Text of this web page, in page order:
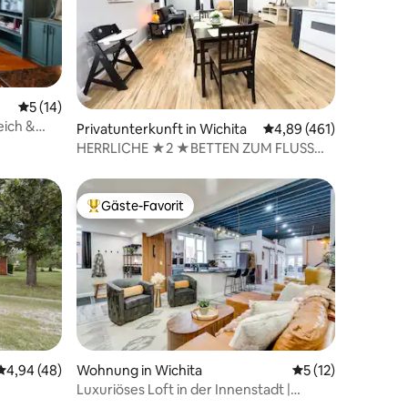
Bewertungen
Durchschnittliche Bewertung: 5 von 5, 14 Bewertungen
5 (14)
&
Privatunterkunft in Wichita Durchschnittliche
4,89 (461)
HERRLICHE ★2 ★BETTEN ZUM FLUSS
Bewertung: 4,94 von 5, 48 Bewertungen
4,94 (48)
Beliebter Gäste-Favorit.
Gäste-Favorit
Wohnung in Wichita Durchschnittliche
5 (12)
Luxuriöses Loft in der Innenstadt |